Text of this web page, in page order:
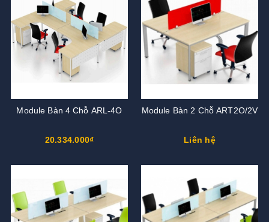
Module Bàn 4 Chỗ ARL-4O
20.334.000₫
Module Bàn 2 Chỗ ART2O/2V
Liên hệ